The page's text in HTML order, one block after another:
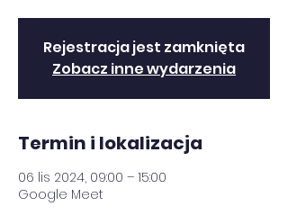
Rejestracja jest zamknięta
Zobacz inne wydarzenia
Termin i lokalizacja
06 lis 2024, 09:00 – 15:00
Google Meet